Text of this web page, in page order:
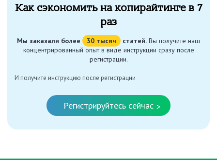
Как сэкономить на копирайтинге в 7
раз
Мы заказали более 30 тысяч статей. Вы получите наш
концентрированный опыт в виде инструкции сразу после
регистрации.
И получите инструкцию после регистрации
Регистрируйтесь сейчас >